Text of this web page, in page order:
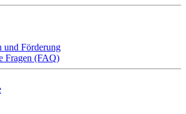
und Förderung
Fragen (FAQ)